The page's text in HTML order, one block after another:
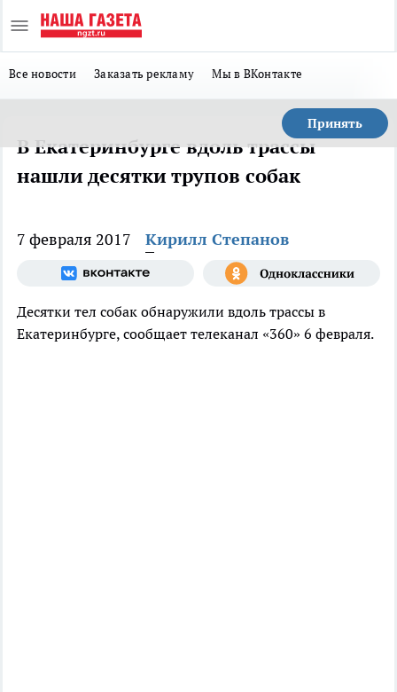
Все новости Заказать рекламу Мы в ВКонтакте
Принять
В Екатеринбурге вдоль трассы
нашли десятки трупов собак
7 февраля 2017 Кирилл Степанов
Десятки тел собак обнаружили вдоль трассы в
Екатеринбурге, сообщает телеканал «360» 6 февраля.